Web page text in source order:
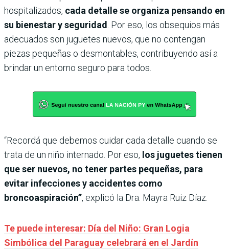
hospitalizados, cada detalle se organiza pensando en
su bienestar y seguridad . Por eso, los obsequios más
adecuados son juguetes nuevos, que no contengan
piezas pequeñas o desmontables, contribuyendo así a
brindar un entorno seguro para todos.
“Recordá que debemos cuidar cada detalle cuando se
trata de un niño internado. Por eso, los juguetes tienen
que ser nuevos, no tener partes pequeñas, para
evitar infecciones y accidentes como
broncoaspiración”, explicó la Dra. Mayra Ruiz Díaz.
Te puede interesar: Día del Niño: Gran Logia
Simbólica del Paraguay celebrará en el Jardín